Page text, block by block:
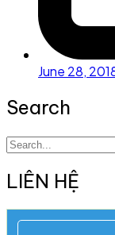
June 28,
Search
LIÊN HỆ